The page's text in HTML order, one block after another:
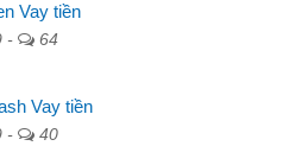
Vay tiền
- 64
Vay tiền
- 40